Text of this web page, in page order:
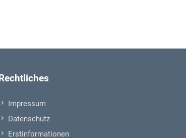
Rechtliches
Impressum
Datenschutz
Erstinformationen